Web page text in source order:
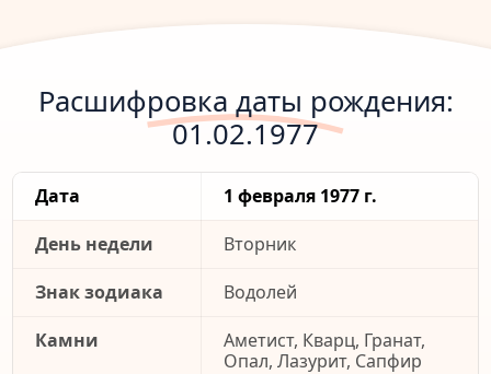
Расшифровка даты рождения:
01.02.1977
Дата
1 февраля 1977 г.
День недели
Вторник
Знак зодиака
Водолей
Камни
Аметист, Кварц, Гранат,
Опал, Лазурит, Сапфир